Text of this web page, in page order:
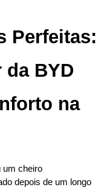
Perfeitas:
da BYD
na
um cheiro
depois de um longo